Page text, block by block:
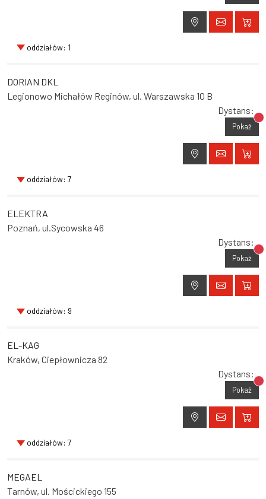
oddziałów: 1
DORIAN DKL
Legionowo Michałów Reginów, ul. Warszawska 10 B
Dystans:
Pokaż
oddziałów: 7
ELEKTRA
Poznań, ul.Sycowska 46
Dystans:
Pokaż
oddziałów: 9
EL-KAG
Kraków, Ciepłownicza 82
Dystans:
Pokaż
oddziałów: 7
MEGAEL
Tarnów, ul. Mościckiego 155